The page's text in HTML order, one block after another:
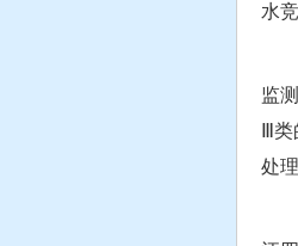
水
相
监
Ⅲ
处
以